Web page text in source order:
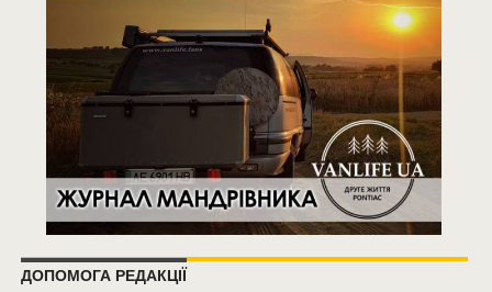
ДОПОМОГА РЕДАКЦІЇ